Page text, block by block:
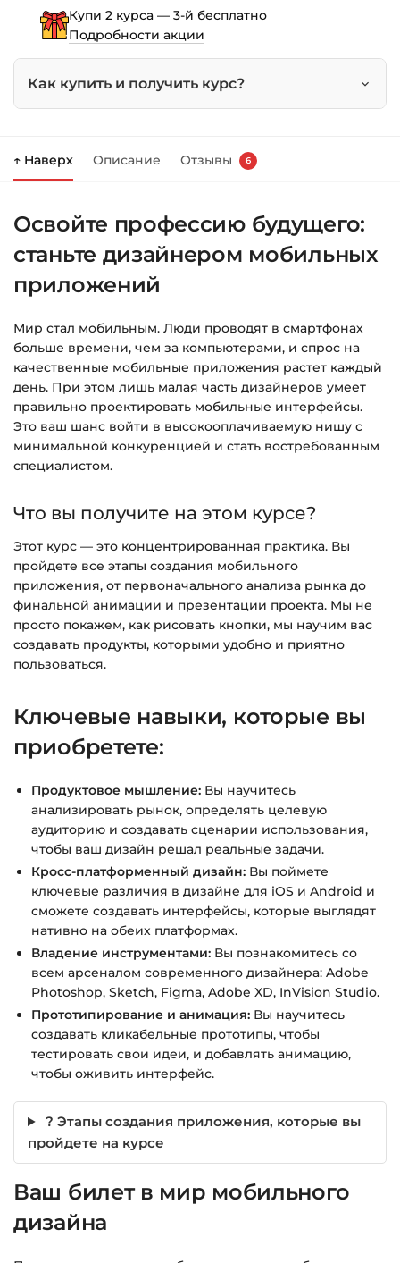
идеи
до
UX/UI
Купи 2 курса — 3-й бесплатно
Подробности акции
Как купить и получить курс?
Справа появится корзина — нажмите
Заполните все поля (почта и пароль).
Оплатите удобным способом (более 8
способов оплаты).
благодарности с кнопкой«Перейти к
загрузкам» . Нажмите её — и откроется
страница с курсами.
Дополнительно ссылка на курс придёт вам
на email.
Подробнее об оплате и безопасности — в
справке >>>
Вопросы?Пишите наinfo@siluette.com.ua или в
чат на сайте.
↑ Наверх Описание Отзывы 6
Освойте профессию будущего:
станьте дизайнером мобильных
приложений
Мир стал мобильным. Люди проводят в смартфонах
больше времени, чем за компьютерами, и спрос на
качественные мобильные приложения растет каждый
день. При этом лишь малая часть дизайнеров умеет
правильно проектировать мобильные интерфейсы.
Это ваш шанс войти в высокооплачиваемую нишу с
минимальной конкуренцией и стать востребованным
специалистом.
Что вы получите на этом курсе?
Этот курс — это концентрированная практика. Вы
пройдете все этапы создания мобильного
приложения, от первоначального анализа рынка до
финальной анимации и презентации проекта. Мы не
просто покажем, как рисовать кнопки, мы научим вас
создавать продукты, которыми удобно и приятно
пользоваться.
Ключевые навыки, которые вы
приобретете:
Продуктовое мышление: Вы научитесь
анализировать рынок, определять целевую
аудиторию и создавать сценарии использования,
чтобы ваш дизайн решал реальные задачи.
Кросс-платформенный дизайн: Вы поймете
ключевые различия в дизайне для iOS и Android и
сможете создавать интерфейсы, которые выглядят
нативно на обеих платформах.
Владение инструментами: Вы познакомитесь со
всем арсеналом современного дизайнера: Adobe
Photoshop, Sketch, Figma, Adobe XD, InVision Studio.
Прототипирование и анимация: Вы научитесь
создавать кликабельные прототипы, чтобы
тестировать свои идеи, и добавлять анимацию,
чтобы оживить интерфейс.
? Этапы создания приложения, которые вы
пройдете на курсе
Ваш билет в мир мобильного
дизайна